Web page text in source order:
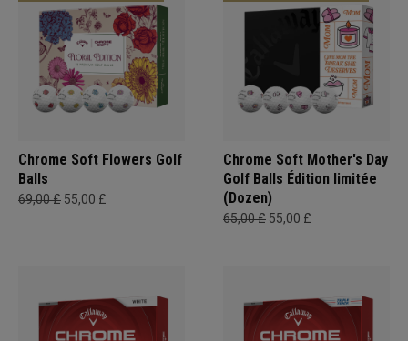
Chrome Soft Flowers Golf
Balls
69,00 £ 55,00 £
Chrome Soft Mother's Day
Golf Balls Édition limitée
(Dozen)
65,00 £ 55,00 £